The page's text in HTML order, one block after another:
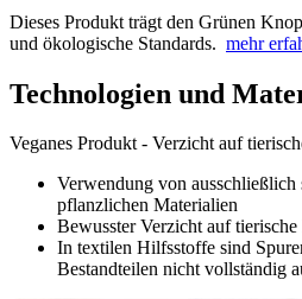
Dieses Produkt trägt den Grünen
und ökologische Standards. mehr
Technologien und
Veganes Produkt - Verzicht auf
Verwendung von ausschließlich
pflanzlichen Materialien
Bewusster Verzicht auf tierische
In textilen Hilfsstoffe sind
Bestandteilen nicht vollständig